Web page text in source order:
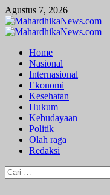
Skip
to
content
Agustus 7, 2026
Primary
Home
Nasional
Internasional
Ekonomi
Kesehatan
Hukum
Kebudayaan
Politik
Olah raga
Redaksi
Cari
untuk: